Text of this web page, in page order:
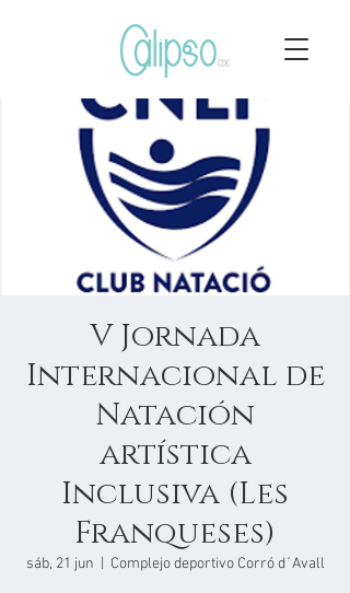
V Jornada
Internacional de
Natación
artística
Inclusiva (Les
Franqueses)
sáb, 21 jun Complejo deportivo Corró d´Avall